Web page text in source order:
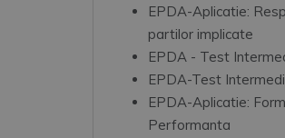
EPDA-Aplicatie:
partilor implicate
EPDA - Test
EPDA-Test
EPDA-Aplicatie:
Performanta